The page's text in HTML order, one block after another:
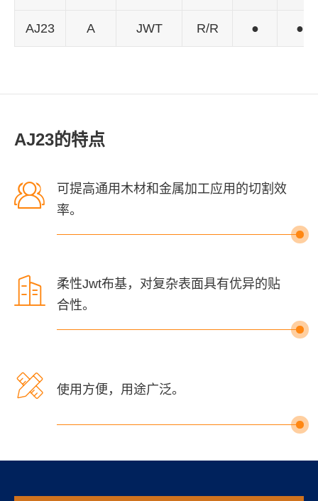
AJ23 A JWT R/R ● ●
AJ23的特点

可提高通用木材和金属加工应用的切割效
率。

柔性Jwt布基，对复杂表面具有优异的贴
合性。
 使用方便，用途广泛。